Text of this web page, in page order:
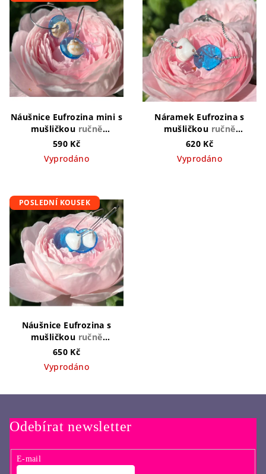
Náušnice Eufrozina mini s
mušličkou ručně
vyráběný šperk v ČR
590 Kč
Vyprodáno
Náramek Eufrozina s
mušličkou ručně
vyráběný šperk v ČR
620 Kč
Vyprodáno
POSLEDNÍ KOUSEK
Náušnice Eufrozina s
mušličkou ručně
vyráběný šperk v ČR
650 Kč
Vyprodáno
Odebírat newsletter
E-mail